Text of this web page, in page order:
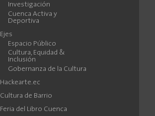
Investigación
Cuenca Activa y
Deportiva
Ejes
Espacio Público
Cultura, Equidad &
Inclusión
Gobernanza de la Cultura
Hackearte.ec
Cultura de Barrio
Feria del Libro Cuenca